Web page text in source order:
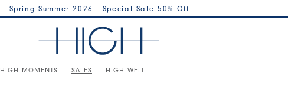
Spring Summer 2026 - Special Sale 50% Off
HIGH MOMENTS SALES HIGH WELT